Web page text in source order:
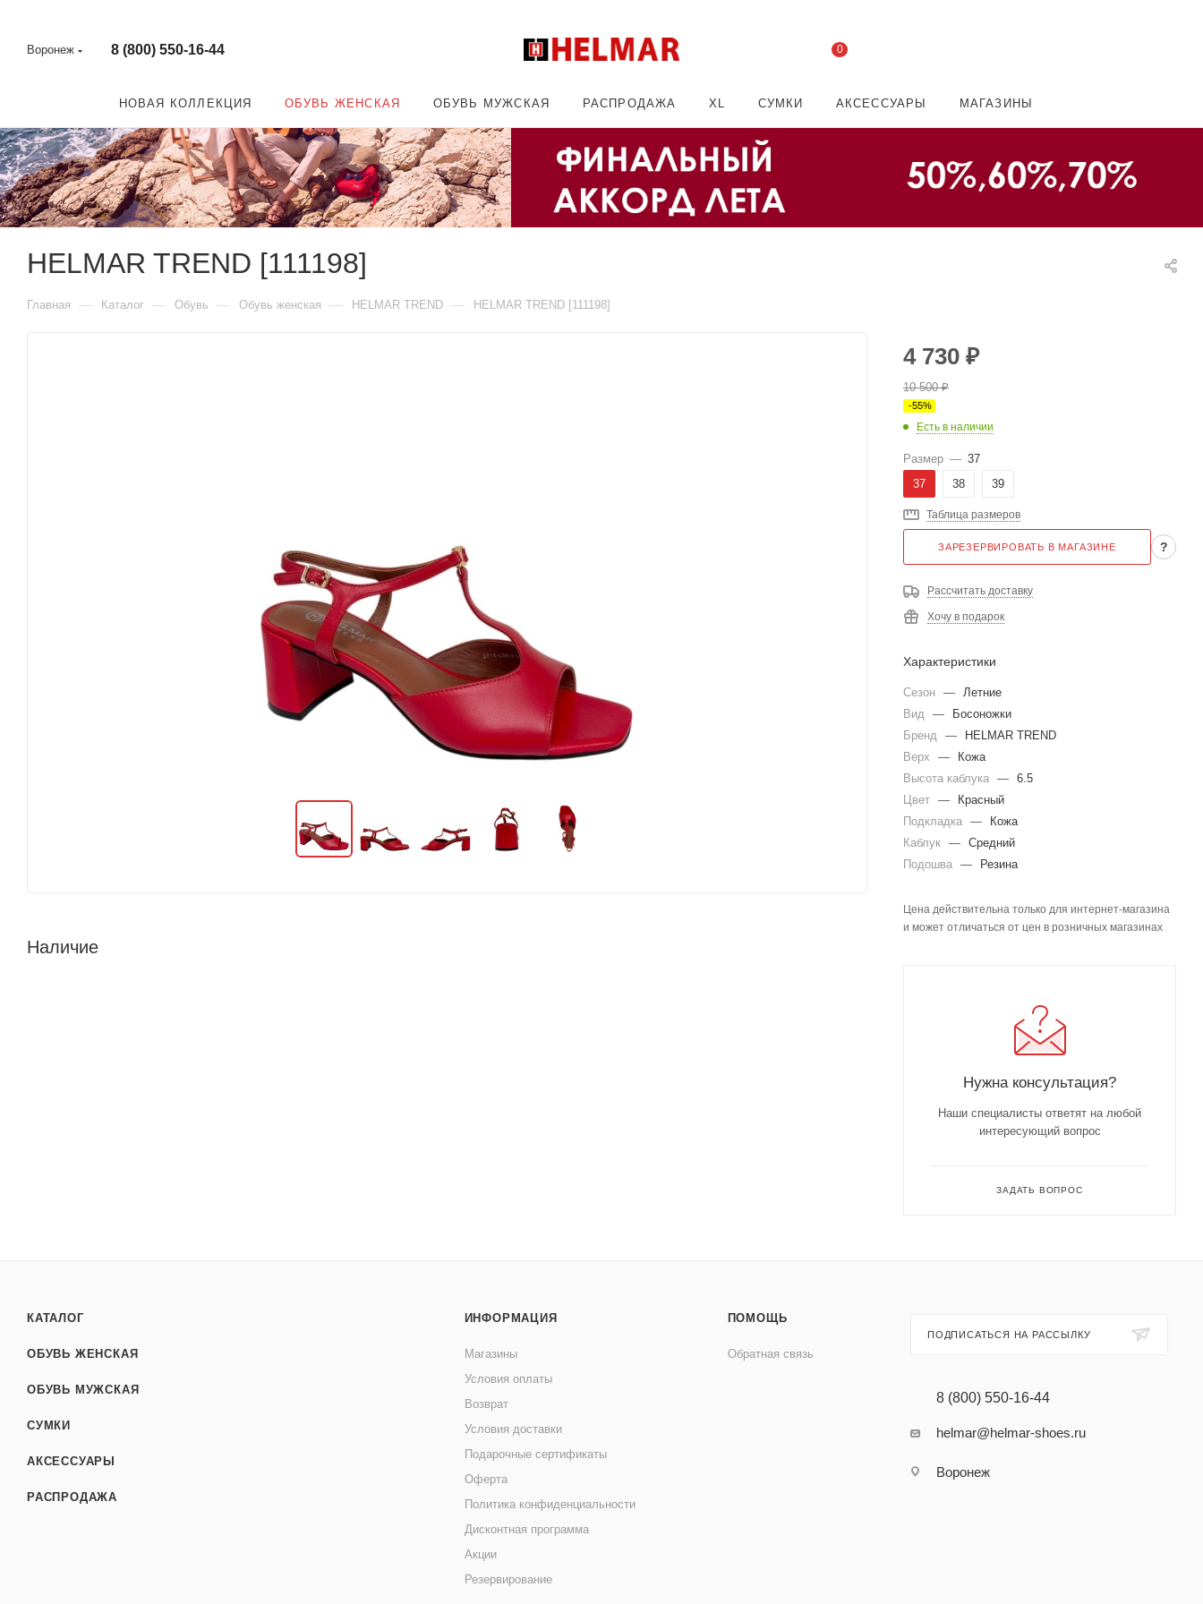
Воронеж 8 (800) 550-16-44 0
НОВАЯ КОЛЛЕКЦИЯ ОБУВЬ ЖЕНСКАЯ ОБУВЬ МУЖСКАЯ РАСПРОДАЖА XL СУМКИ АКСЕССУАРЫ МАГАЗИНЫ
HELMAR TREND [111198]
Главная — Каталог — Обувь — Обувь женская — HELMAR TREND — HELMAR TREND [111198]
Наличие
4 730 ₽
10 500₽
-55%
Есть в наличии
Размер — 37
37
38 39
Таблица размеров
ЗАРЕЗЕРВИРОВАТЬ В МАГАЗИНЕ ?
Рассчитать доставку
Хочу в подарок
Характеристики
Сезон — Летние
Вид —
Босоножки
Бренд —
HELMAR TREND
Верх
—
Кожа
Высота каблука — 6.5
Цвет —
Красный
Подкладка —
Кожа
Каблук — Средний
Подошва — Резина
Цена действительна только для интернет-магазина
и может отличаться от цен в розничных магазинах
Нужна консультация?
Наши специалисты ответят на любой
интересующий вопрос
ЗАДАТЬ ВОПРОС
КАТАЛОГ
ОБУВЬ ЖЕНСКАЯ
ОБУВЬ МУЖСКАЯ
СУМКИ
АКСЕССУАРЫ
РАСПРОДАЖА
ИНФОРМАЦИЯ
Магазины
Условия оплаты
Возврат
Условия доставки
Подарочные сертификаты
Оферта
Политика конфиденциальности
Дисконтная программа
Акции
Резервирование
ПОМОЩЬ
Обратная связь
ПОДПИСАТЬСЯ НА РАССЫЛКУ
8 (800) 550-16-44
helmar@helmar-shoes.ru
Воронеж